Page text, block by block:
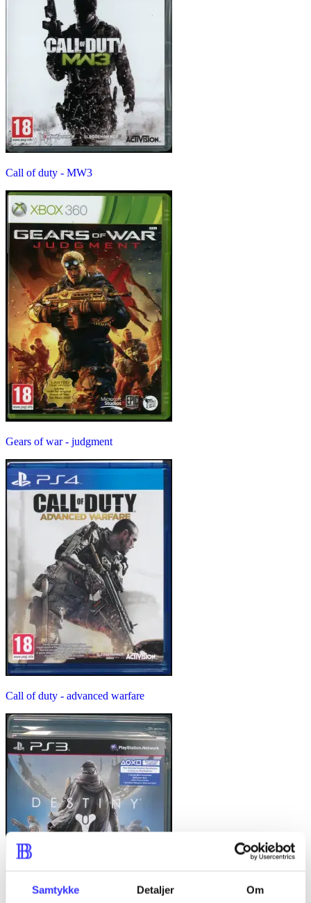
Samtykke Detaljer Om
Call of duty - MW3
Gears of war - judgment
Call of duty - advanced warfare